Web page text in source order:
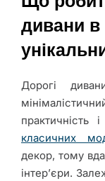
дивани в
Дорогі
практичність
класичних
декор, тому
інтер’єри.